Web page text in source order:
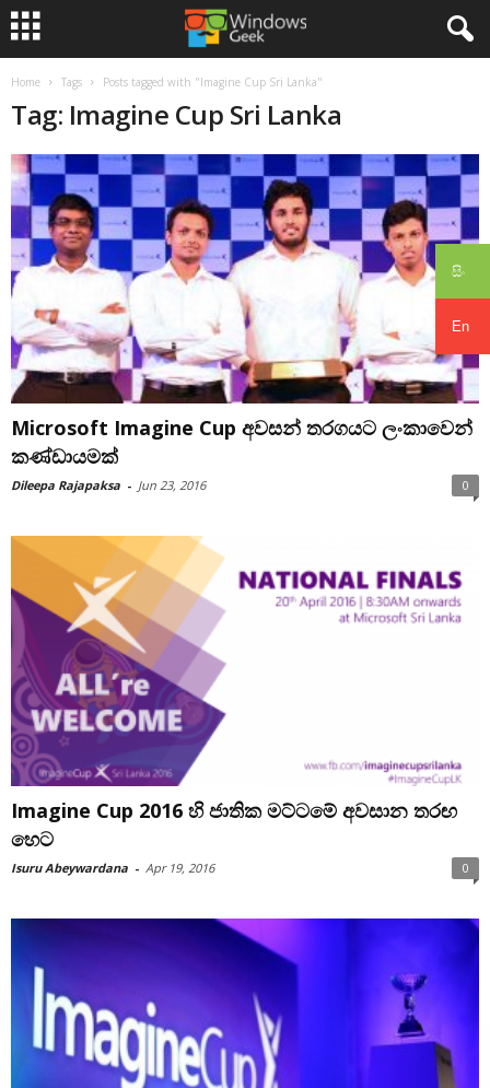
සිං
En
Home Tags Posts tagged with "Imagine Cup Sri Lanka"
Tag: Imagine Cup Sri Lanka
Microsoft Imagine Cup අවසන් තරගයට ලංකාවෙන්
කණ්ඩායමක්
Dileepa Rajapaksa - Jun 23, 2016 0
Imagine Cup 2016 හි ජාතික මට්ටමේ අවසාන තරඟ
හෙට
Isuru Abeywardana - Apr 19, 2016 0